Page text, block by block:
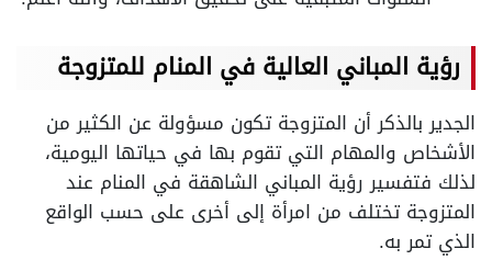
رؤية المباني العالية في المنام للمتزوجة
الجدير بالذكر أن المتزوجة تكون مسؤولة عن الكثير من
الأشخاص والمهام التي تقوم بها في حياتها اليومية،
لذلك فتفسير رؤية المباني الشاهقة في المنام عند
المتزوجة تختلف من امرأة إلى أخرى على حسب الواقع
الذي تمر به.